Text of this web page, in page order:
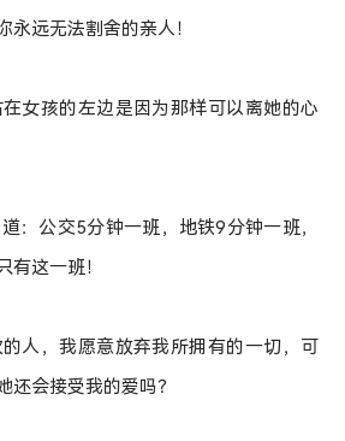
永远无法割舍的亲人！
女孩的左边是因为那样可以离她的心
：公交5分钟一班，地铁9分钟一班，
这一班！
人，我愿意放弃我所拥有的一切，可
还会接受我的爱吗？